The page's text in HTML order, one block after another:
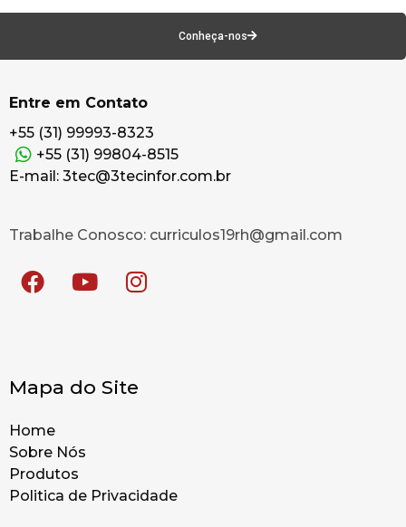
Conheça-nos
Entre em Contato
+55 (31) 99993-8323
+55 (31) 99804-8515
E-mail: 3tec@3tecinfor.com.br
Trabalhe Conosco: curriculos19rh@gmail.com
Mapa do Site
Home
Sobre Nós
Produtos
Politica de Privacidade